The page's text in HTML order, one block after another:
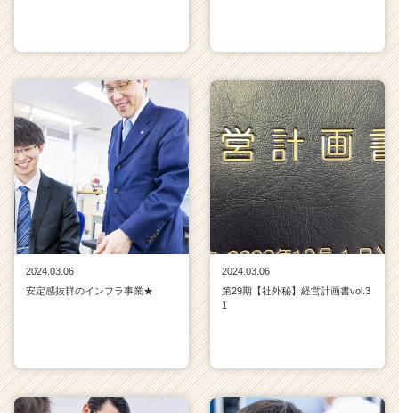
2024.03.06
安定感抜群のインフラ事業★
2024.03.06
第29期【社外秘】経営計画書vol.3
1